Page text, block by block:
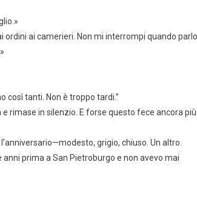
ordini ai camerieri. Non mi interrompi quando parlo
così tanti. Non è troppo tardi.”
rimase in silenzio. E forse questo fece ancora più
grigio, chiuso. Un altro.
prima a San Pietroburgo e non avevo mai